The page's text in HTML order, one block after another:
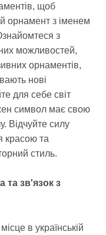
щоб
орнамент з іменем
з
можливостей,
орнаментів,
нові
для себе світ
символ має свою
Відчуйте силу
красою та
стиль.
та зв'язок з
в українській